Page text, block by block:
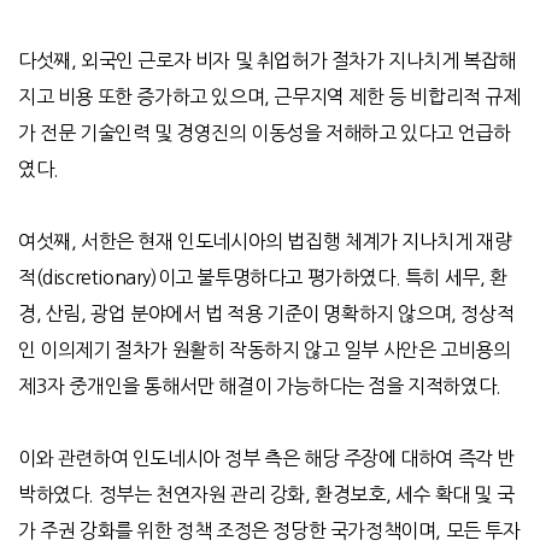
다섯째, 외국인 근로자 비자 및 취업허가 절차가 지나치게 복잡해
지고 비용 또한 증가하고 있으며, 근무지역 제한 등 비합리적 규제
가 전문 기술인력 및 경영진의 이동성을 저해하고 있다고 언급하
였다.
여섯째, 서한은 현재 인도네시아의 법집행 체계가 지나치게 재량
적(discretionary)이고 불투명하다고 평가하였다. 특히 세무, 환
경, 산림, 광업 분야에서 법 적용 기준이 명확하지 않으며, 정상적
인 이의제기 절차가 원활히 작동하지 않고 일부 사안은 고비용의
제3자 중개인을 통해서만 해결이 가능하다는 점을 지적하였다.
이와 관련하여 인도네시아 정부 측은 해당 주장에 대하여 즉각 반
박하였다. 정부는 천연자원 관리 강화, 환경보호, 세수 확대 및 국
가 주권 강화를 위한 정책 조정은 정당한 국가정책이며, 모든 투자